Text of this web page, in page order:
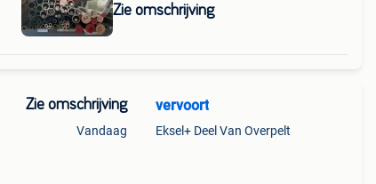
Zie omschrijving
Zie omschrijving
Vandaag
vervoort
Eksel+ Deel Van Overpelt